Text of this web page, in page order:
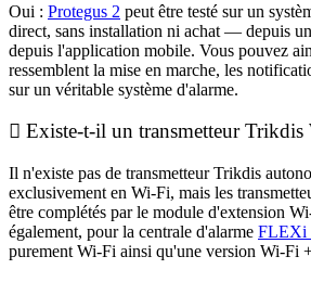
Oui : Protegus 2 peut être testé sur un
direct, sans installation ni achat — depuis
depuis l'application mobile. Vous pouvez
ressemblent la mise en marche, les
sur un véritable système d'alarme.
Existe-t-il un transmetteur Trikdis
Il n'existe pas de transmetteur Trikdis
exclusivement en Wi-Fi, mais les
être complétés par le module d'extension
également, pour la centrale d'alarme FLEXi
purement Wi-Fi ainsi qu'une version Wi-Fi